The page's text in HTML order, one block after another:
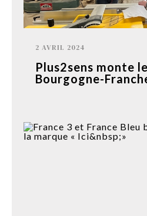
2 AVRIL 2024
Plus2sens monte
Bourgogne-